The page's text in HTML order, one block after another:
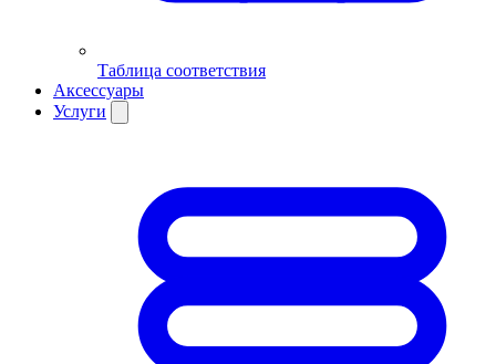
Таблица соответствия
Аксессуары
Услуги